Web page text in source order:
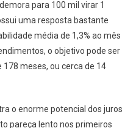
para 100 mil virar 1
uma resposta bastante
média de 1,3% ao mês
o objetivo pode ser
meses, ou cerca de 14
o enorme potencial dos juros
pareça lento nos primeiros